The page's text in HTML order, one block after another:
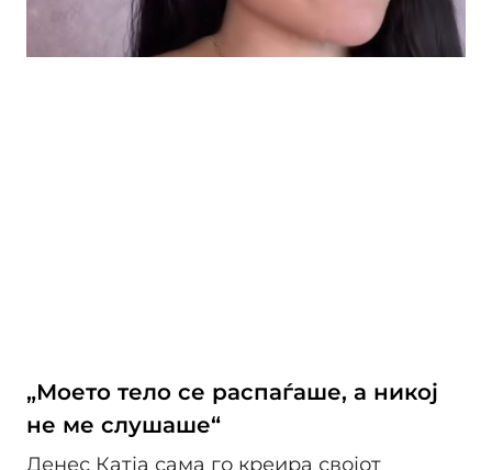
„Моето тело се распаѓаше, а никој
не ме слушаше“
Денес Катја сама го креира својот